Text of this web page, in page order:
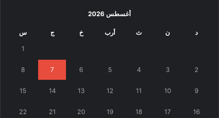
أغسطس 2026
د ن ث أرب خ ج س
1
2
3
4
5
6
7
8
9
10
11
12
13
14
15
16
17
18
19
20
21
22